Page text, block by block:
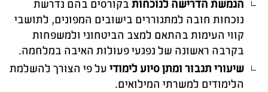
הגמשת הדרישה לנוכחותבקורסים בהם נדרשת
נוכחות חובה למתגוררים בישובים המפונים, לתושבי
קווי העימות בהתאם למצב הביטחוני ולמשפחות
בקרבה ראשונה של נפגעי פעולות האיבה במלחמה.
שיעורי תגבור ומתן סיוע לימודיעל פי הצורך להשלמת
הלימודים למשרתי המילואים.